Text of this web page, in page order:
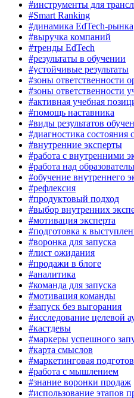
#инструменты для
#Smart Ranking
#динамика EdTech-рынка
#выручка компаний
#тренды EdTech
#результаты в обучении
#устойчивые результаты
#зоны ответственности
#зоны ответственности
#активная учебная
#помощь наставника
#виды результатов
#диагностика состояния
#внутренние эксперты
#работа с внутренними
#работа над
#обучение внутреннего
#рефлексия
#продуктовый подход
#выбор внутренних
#мотивация эксперта
#подготовка к
#воронка для запуска
#лист ожидания
#продажи в блоге
#аналитика
#команда для запуска
#мотивация команды
#запуск без выгорания
#исследование целевой
#кастдевы
#маркеры успешного
#карта смыслов
#маркетинговая
#работа с мышлением
#знание воронки продаж
#использование этапов